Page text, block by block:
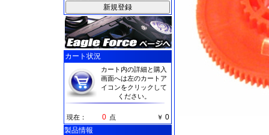
カート状況
カート内の詳細と購入
画面へは左のカートア
イコンをクリックして
ください。
現在： 0 点 ￥ 0
製品情報